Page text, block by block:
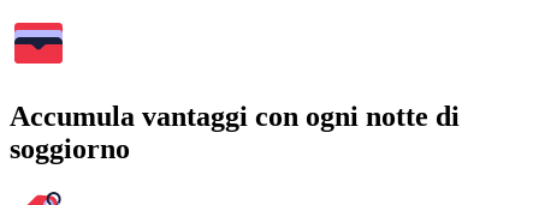
Accumula vantaggi con ogni notte di
soggiorno